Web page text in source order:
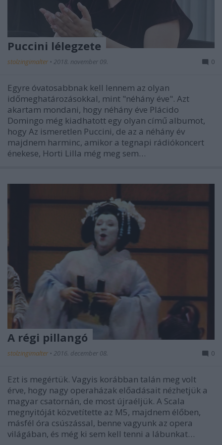
Puccini lélegzete
stolzingimalter • 2018. november 09. 0
Egyre óvatosabbnak kell lennem az olyan
időmeghatározásokkal, mint "néhány éve". Azt
akartam mondani, hogy néhány éve Plácido
Domingo még kiadhatott egy olyan című albumot,
hogy Az ismeretlen Puccini, de az a néhány év
majdnem harminc, amikor a tegnapi rádiókoncert
énekese, Horti Lilla még meg sem…
A régi pillangó
stolzingimalter • 2016. december 08. 0
Ezt is megértük. Vagyis korábban talán meg volt
érve, hogy nagy operaházak előadásait nézhetjük a
magyar csatornán, de most újraéljük. A Scala
megnyitóját közvetítette az M5, majdnem élőben,
másfél óra csúszással, benne vagyunk az opera
világában, és még ki sem kell tenni a lábunkat…